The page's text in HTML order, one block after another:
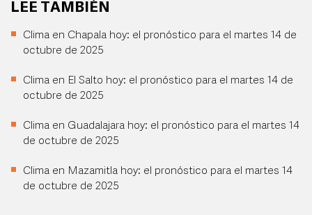
LEE TAMBIÉN
Clima en Chapala hoy: el pronóstico para el martes 14 de
octubre de 2025
Clima en El Salto hoy: el pronóstico para el martes 14 de
octubre de 2025
Clima en Guadalajara hoy: el pronóstico para el martes 14
de octubre de 2025
Clima en Mazamitla hoy: el pronóstico para el martes 14
de octubre de 2025